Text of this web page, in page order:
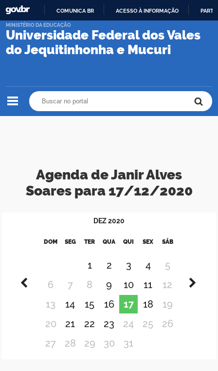
PARA
CONTEÚDO
COMUNICA BR ACESSO À INFORMAÇÃO
Universidade Federal dos Vales
do Jequitinhonha e Mucuri
MINISTÉRIO DA EDUCAÇÃO
Agenda de Janir Alves
Soares para 17/12/2020
DEZ2020
DOM SEG TER QUA QUI SEX SÁB
1 2 3 4
5
6
7 8 9 10 11
12
13
14 15 16 17 18
19
20
21 22 23 24 25
26
27
28 29 30 31